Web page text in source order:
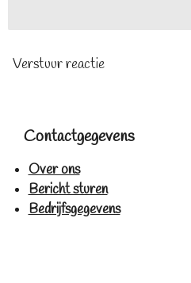
Verstuur reactie
Contactgegevens
Over ons
Bericht sturen
Bedrijfsgegevens